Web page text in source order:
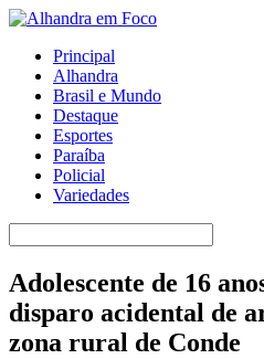
Principal
Alhandra
Brasil e Mundo
Destaque
Esportes
Paraíba
Policial
Variedades
Adolescente de 16
disparo acidental de
zona rural de Conde